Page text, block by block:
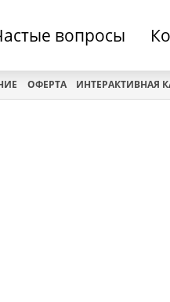
вопросы
ОФЕРТА ИНТЕРАКТИВНАЯ